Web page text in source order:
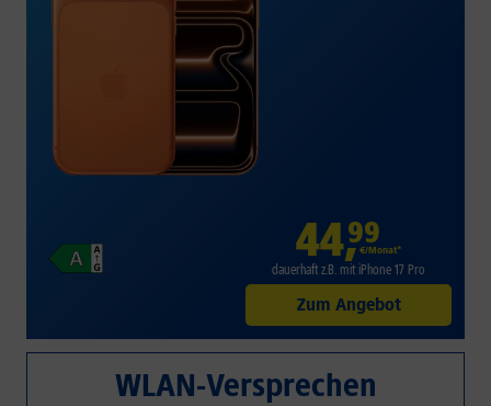
44,99
€/Monat*
dauerhaft z.B. mit iPhone 17 Pro
Zum Angebot
WLAN-Versprechen